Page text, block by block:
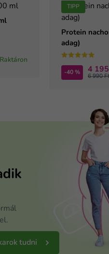
Raktáron
TIPP
Protein
adag)
-40 % 4
6 990 Ft
tudni